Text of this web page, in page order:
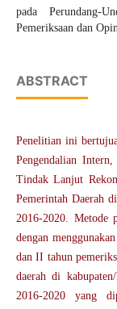
pada Perundang-
Pemeriksaan dan
ABSTRACT
Penelitian ini
Pengendalian
Tindak Lanjut
Pemerintah Daerah
2016-2020. Metode
dengan
dan II tahun
daerah di
2016-2020 yang